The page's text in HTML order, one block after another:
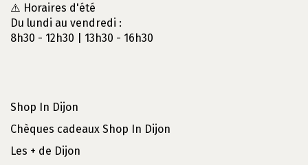
⚠️ Horaires d'été
Du lundi au vendredi :
8h30 - 12h30 | 13h30 - 16h30
Shop In Dijon
Chèques cadeaux Shop In Dijon
Les + de Dijon